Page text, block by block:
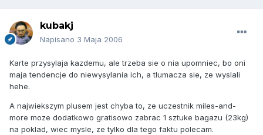
kubakj
Napisano 3 Maja 2006
Karte przysylaja kazdemu, ale trzeba sie o nia upomniec, bo oni
maja tendencje do niewysylania ich, a tlumacza sie, ze wyslali
hehe.
A najwiekszym plusem jest chyba to, ze uczestnik miles-and-
more moze dodatkowo gratisowo zabrac 1 sztuke bagazu (23kg)
na poklad, wiec mysle, ze tylko dla tego faktu polecam.